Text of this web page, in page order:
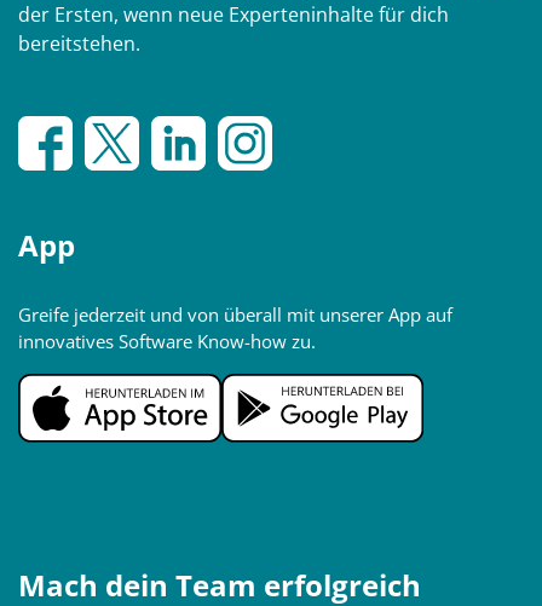
der Ersten, wenn neue Experteninhalte für dich
bereitstehen.
App
Greife jederzeit und von überall mit unserer App auf
innovatives Software Know-how zu.
Mach dein Team erfolgreich